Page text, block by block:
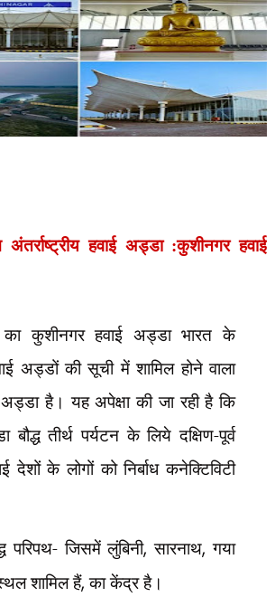
अंतर्राष्ट्रीयहवाई अड्डा :कुशीनगर हवाई
का कुशीनगर हवाई अड्डा भारत के
अड्डों की सूची में शामिल होने वाला
है। यह अपेक्षा की जा रही है कि
तीर्थ पर्यटन के लिये दक्षिण-पूर्व
देशों के लोगों को निर्बाध कनेक्टिविटी
परिपथ- जिसमें लुंबिनी,सारनाथ,गया
शामिल हैं,का केंद्र है।